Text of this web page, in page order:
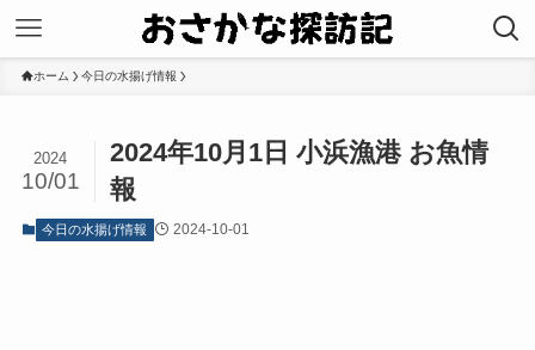
ホーム 今日の水揚げ情報
2024年10月1日 小浜漁港 お魚情
報
2024
10/01
今日の水揚げ情報 2024-10-01